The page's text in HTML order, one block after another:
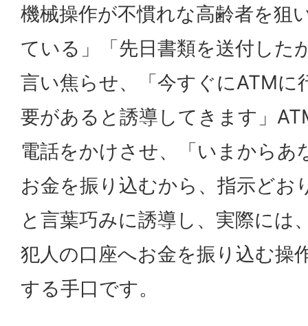
機械操作が不慣れな高齢者を狙
ている」「先日書類を送付した
言い焦らせ、「今すぐにATMに
要があると誘導してきます」
電話をかけさせ、「いまからあ
お金を振り込むから、指示どお
と言葉巧みに誘導し、実際には
犯人の口座へお金を振り込む操
する手口です。